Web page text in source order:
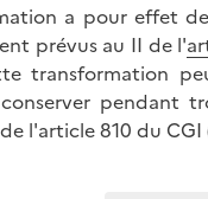
a pour effet
prévus au II de l'
transformation
pendant
l'article 810 du CGI